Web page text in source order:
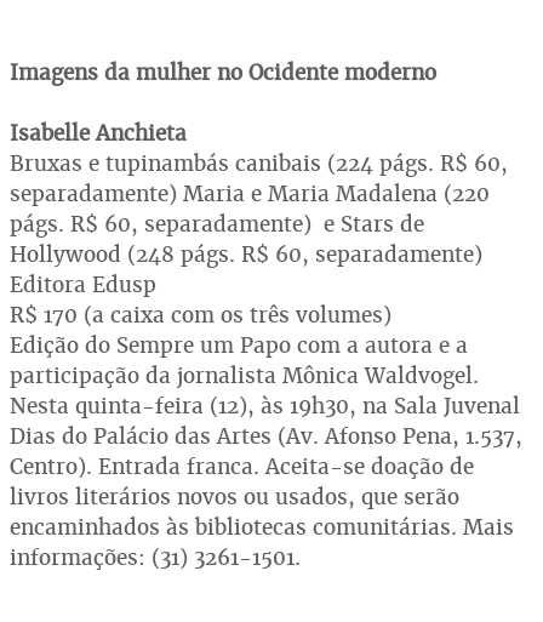
Imagens da mulher no Ocidente moderno
Isabelle Anchieta
Bruxas e tupinambás canibais (224 págs. R$ 60,
separadamente) Maria e Maria Madalena (220
págs. R$ 60, separadamente) e Stars de
Hollywood (248 págs. R$ 60, separadamente)
Editora Edusp
R$ 170 (a caixa com os três volumes)
Edição do Sempre um Papo com a autora e a
participação da jornalista Mônica Waldvogel.
Nesta quinta-feira (12), às 19h30, na Sala Juvenal
Dias do Palácio das Artes (Av. Afonso Pena, 1.537,
Centro). Entrada franca. Aceita-se doação de
livros literários novos ou usados, que serão
encaminhados às bibliotecas comunitárias. Mais
informações: (31) 3261-1501.